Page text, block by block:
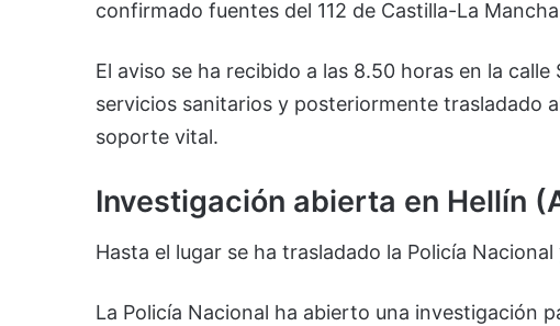
confirmado fuentes del 112 de Castilla-La
El aviso se ha recibido a las 8.50 horas en la
servicios sanitarios y posteriormente trasladado
soporte vital.
Investigación abierta en Hellín
Hasta el lugar se ha trasladado la Policía Nacional
La Policía Nacional ha abierto una investigación